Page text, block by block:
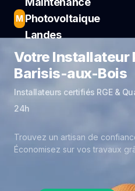
M Photovoltaique
Landes
Votre Installateur
Barisis-aux-Bois
Installateurs certifiés RGE &
24h
Trouvez un artisan de
Économisez sur vos travaux